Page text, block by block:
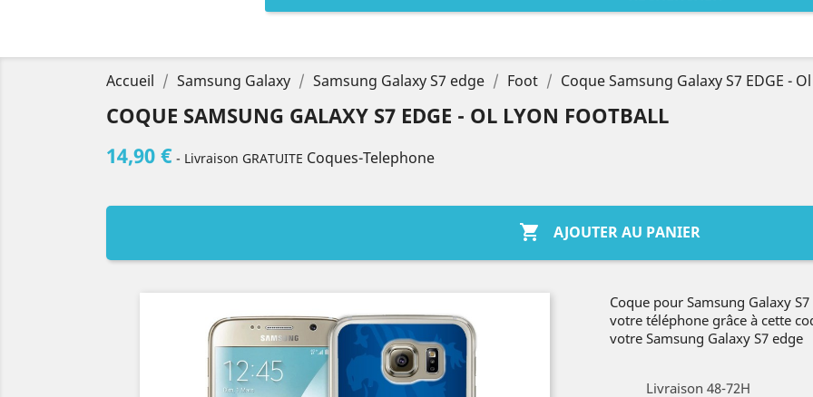
Accueil Samsung Galaxy Samsung Galaxy S7 edge Foot Coque Samsung Galaxy S7 EDGE -
COQUE SAMSUNG GALAXY S7 EDGE - OL LYON FOOTBALL
14,90 € - Livraison GRATUITE Coques-Telephone
 AJOUTER AU PANIER
Coque pour Samsung Galaxy
votre téléphone grâce à cette
votre Samsung Galaxy S7 edge
Livraison 48-72H